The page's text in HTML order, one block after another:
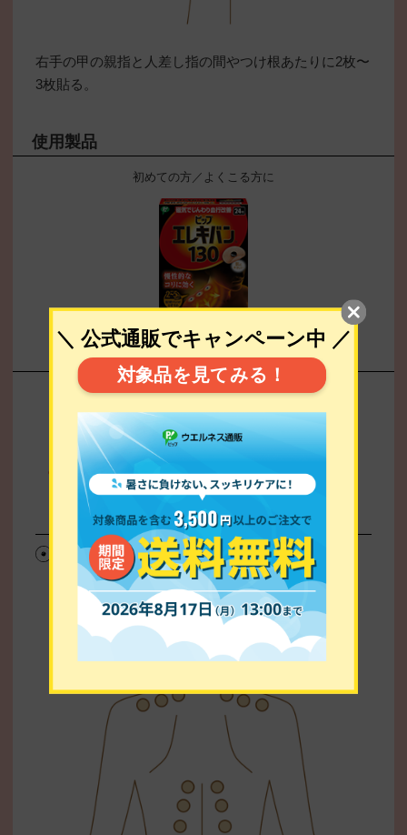
右手の甲の親指と人差し指の間やつけ根あたりに2枚〜
3枚貼る。
使用製品
初めての方／よくこる方に
製品詳細
“背中にコリを感じたら”
この貼り方
使用枚数：12枚 使用日数：3日～4日間